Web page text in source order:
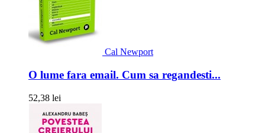
Cal Newport
O lume fara email. Cum sa regandesti...
52,38 lei